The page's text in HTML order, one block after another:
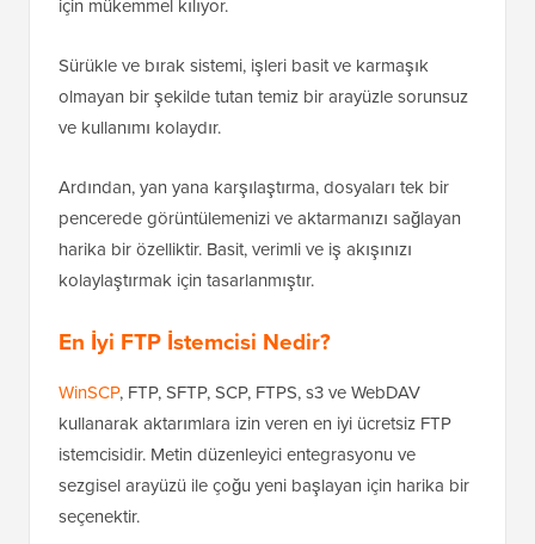
için mükemmel kılıyor.
Sürükle ve bırak sistemi, işleri basit ve karmaşık
olmayan bir şekilde tutan temiz bir arayüzle sorunsuz
ve kullanımı kolaydır.
Ardından, yan yana karşılaştırma, dosyaları tek bir
pencerede görüntülemenizi ve aktarmanızı sağlayan
harika bir özelliktir. Basit, verimli ve iş akışınızı
kolaylaştırmak için tasarlanmıştır.
En İyi FTP İstemcisi Nedir?
WinSCP, FTP, SFTP, SCP, FTPS, s3 ve WebDAV
kullanarak aktarımlara izin veren en iyi ücretsiz FTP
istemcisidir. Metin düzenleyici entegrasyonu ve
sezgisel arayüzü ile çoğu yeni başlayan için harika bir
seçenektir.